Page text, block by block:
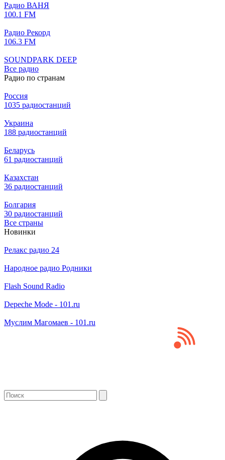
Радио ВАНЯ
100.1 FM
Радио Рекорд
106.3 FM
SOUNDPARK DEEP
Все радио
Радио по странам
Россия
1035 радиостанций
Украина
188 радиостанций
Беларусь
61 радиостанций
Казахстан
36 радиостанций
Болгария
30 радиостанций
Все страны
Новинки
Релакс радио 24
Народное радио Родники
Flash Sound Radio
Depeche Mode - 101.ru
Муслим Магомаев - 101.ru